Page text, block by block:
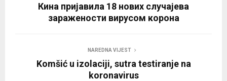
Кина пријавила 18 нових случајева
заражености вирусом корона
NAREDNA VIJEST
Komšić u izolaciji, sutra testiranje na
koronavirus